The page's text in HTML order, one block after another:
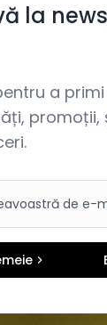
la
a
promoții,